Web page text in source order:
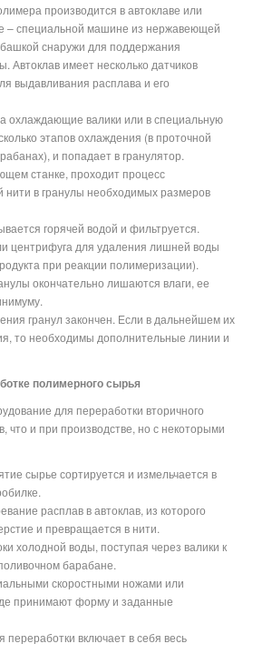
производится в автоклаве или
– специальной машине из нержавеющей
снаружи для поддержания
Автоклав имеет несколько датчиков
выдавливания расплава и его
охлаждающие валики или в специальную
этапов охлаждения (в проточной
и попадает в гранулятор.
станке, проходит процесс
в гранулы необходимых размеров
горячей водой и фильтруется.
центрифуга для удаления лишней воды
при реакции полимеризации).
окончательно лишаются влаги, ее
гранул закончен. Если в дальнейшем их
то необходимы дополнительные линии и
полимерного сырья
для переработки вторичного
что и при производстве, но с некоторыми
сырье сортируется и измельчается в
расплав в автоклав, из которого
и превращается в нити.
холодной воды, поступая через валики к
барабане.
скоростными ножами или
принимают форму и заданные
переработки включает в себя весь